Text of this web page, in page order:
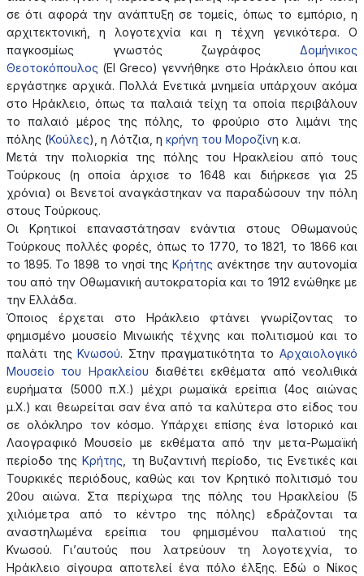
σε ότι αφορά την ανάπτυξη σε τομείς, όπως το εμπόριο, η
αρχιτεκτονική, η λογοτεχνία και η τέχνη γενικότερα. Ο
παγκοσμίως γνωστός ζωγράφοςΔομήνικος
Θεοτοκόπουλος (El Greco) γεννήθηκε στο Ηράκλειο όπου και
εργάστηκε αρχικά. Πολλά Ενετικά μνημεία υπάρχουν ακόμα
στο Ηράκλειο, όπως τα παλαιά τείχη τα οποία περιβάλουν
το παλαιό μέρος της πόλης, το φρούριο στο λιμάνι της
πόλης (Κούλες), η Λότζια, η κρήνη του Μοροζίνη κ.α.
Μετά την πολιορκία της πόλης του Ηρακλείου από τους
Τούρκους (η οποία άρχισε το 1648 και διήρκεσε για 25
χρόνια) οι Βενετοί αναγκάστηκαν να παραδώσουν την πόλη
στους Τούρκους.
Οι Κρητικοί επαναστάτησαν ενάντια στους Οθωμανούς
Τούρκους πολλές φορές, όπως το 1770, το 1821, το 1866 και
το 1895. Το 1898 το νησί της Κρήτης ανέκτησε την αυτονομία
του από την Οθωμανική αυτοκρατορία και το 1912 ενώθηκε με
την Ελλάδα.
Όποιος έρχεται στο Ηράκλειο φτάνει γνωρίζοντας το
φημισμένο μουσείο Μινωικής τέχνης και πολιτισμού και το
παλάτι τηςΚνωσού. Στην πραγματικότητα τοΑρχαιολογικό
Μουσείο του Ηρακλείου διαθέτει εκθέματα από νεολιθικά
ευρήματα (5000 π.Χ.) μέχρι ρωμαϊκά ερείπια (4ος αιώνας
μ.Χ.) και θεωρείται σαν ένα από τα καλύτερα στο είδος του
σε ολόκληρο τον κόσμο. Υπάρχει επίσης ένα Ιστορικό και
Λαογραφικό Μουσείο με εκθέματα από την μετα-Ρωμαϊκή
περίοδο τηςΚρήτης , τη Βυζαντινή περίοδο, τις Ενετικές και
Τουρκικές περιόδους, καθώς και τον Κρητικό πολιτισμό του
20ου αιώνα. Στα περίχωρα της πόλης του Ηρακλείου (5
χιλιόμετρα από το κέντρο της πόλης) εδράζονται τα
αναστηλωμένα ερείπια του φημισμένου παλατιού της
Κνωσού. Γι’αυτούς που λατρεύουν τη λογοτεχνία, το
Ηράκλειο σίγουρα αποτελεί ένα πόλο έλξης. Εδώ ο Νίκος